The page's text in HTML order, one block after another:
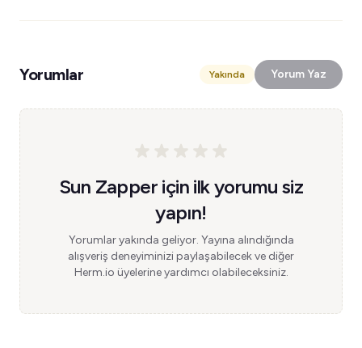
Yorumlar Yakında Yorum Yaz
Sun Zapper için ilk yorumu siz
yapın!
Yorumlar yakında geliyor. Yayına alındığında
alışveriş deneyiminizi paylaşabilecek ve diğer
Herm.io üyelerine yardımcı olabileceksiniz.